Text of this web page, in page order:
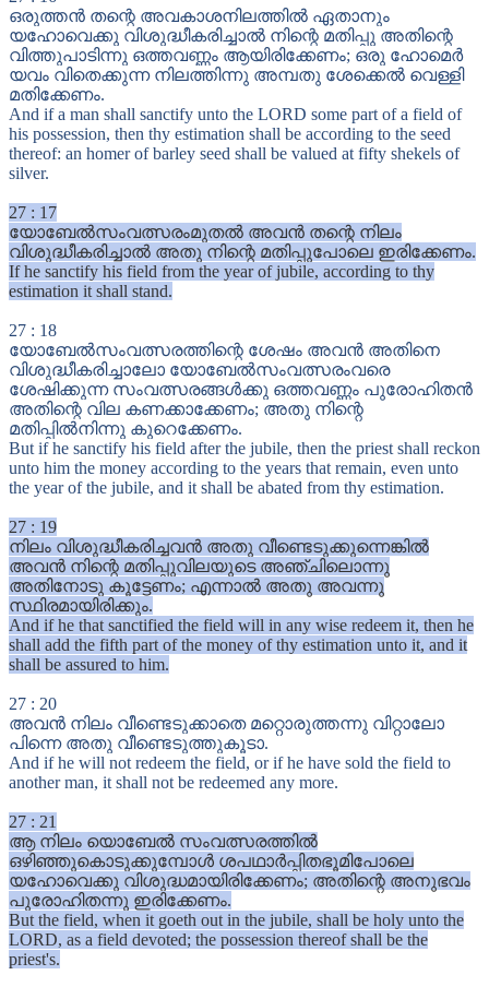
ഒരുത്തൻ തന്റെ അവകാശനിലത്തിൽ ഏതാനും
യഹോവെക്കു വിശുദ്ധീകരിച്ചാൽ നിന്റെ മതിപ്പു അതിന്റെ
വിത്തുപാടിന്നു ഒത്തവണ്ണം ആയിരിക്കേണം; ഒരു ഹോമെർ
യവം വിതെക്കുന്ന നിലത്തിന്നു അമ്പതു ശേക്കെൽ വെള്ളി
മതിക്കേണം.
And if a man shall sanctify unto the LORD some part of a field of
his possession, then thy estimation shall be according to the seed
thereof: an homer of barley seed shall be valued at fifty shekels of
silver.
27 : 17
യോബേൽസംവത്സരംമുതൽ അവൻ തന്റെ നിലം
വിശുദ്ധീകരിച്ചാൽ അതു നിന്റെ മതിപ്പുപോലെ ഇരിക്കേണം.
If he sanctify his field from the year of jubile, according to thy
estimation it shall stand.
27 : 18
യോബേൽസംവത്സരത്തിന്റെ ശേഷം അവൻ അതിനെ
വിശുദ്ധീകരിച്ചാലോ യോബേൽസംവത്സരംവരെ
ശേഷിക്കുന്ന സംവത്സരങ്ങൾക്കു ഒത്തവണ്ണം പുരോഹിതൻ
അതിന്റെ വില കണക്കാക്കേണം; അതു നിന്റെ
മതിപ്പിൽനിന്നു കുറെക്കേണം.
But if he sanctify his field after the jubile, then the priest shall reckon
unto him the money according to the years that remain, even unto
the year of the jubile, and it shall be abated from thy estimation.
27 : 19
നിലം വിശുദ്ധീകരിച്ചവൻ അതു വീണ്ടെടുക്കുന്നെങ്കിൽ
അവൻ നിന്റെ മതിപ്പുവിലയുടെ അഞ്ചിലൊന്നു
അതിനോടു കൂട്ടേണം; എന്നാൽ അതു അവന്നു
സ്ഥിരമായിരിക്കും.
And if he that sanctified the field will in any wise redeem it, then he
shall add the fifth part of the money of thy estimation unto it, and it
shall be assured to him.
27 : 20
അവൻ നിലം വീണ്ടെടുക്കാതെ മറ്റൊരുത്തന്നു വിറ്റാലോ
പിന്നെ അതു വീണ്ടെടുത്തുകൂടാ.
And if he will not redeem the field, or if he have sold the field to
another man, it shall not be redeemed any more.
27 : 21
ആ നിലം യൊബേൽ സംവത്സരത്തിൽ
ഒഴിഞ്ഞുകൊടുക്കുമ്പോൾ ശപഥാർപ്പിതഭൂമിപോലെ
യഹോവെക്കു വിശുദ്ധമായിരിക്കേണം; അതിന്റെ അനുഭവം
പുരോഹിതന്നു ഇരിക്കേണം.
But the field, when it goeth out in the jubile, shall be holy unto the
LORD, as a field devoted; the possession thereof shall be the
priest's.